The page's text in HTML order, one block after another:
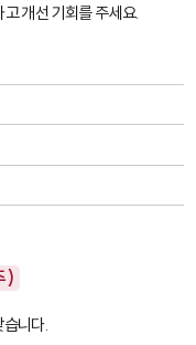
개선 기회를 주세요.
)
니다.